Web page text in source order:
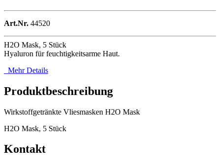
Art.Nr. 44520
H2O Mask, 5 Stück
Hyaluron für feuchtigkeitsarme Haut.
Mehr Details
Produktbeschreibung
Wirkstoffgetränkte Vliesmasken H2O Mask
H2O Mask, 5 Stück
Kontakt